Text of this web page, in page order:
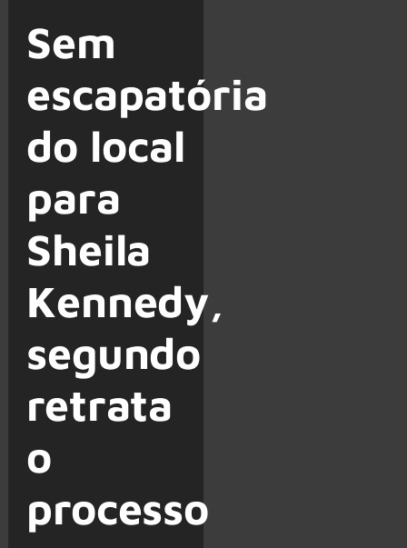
Sem
escapatória
do local
para
Sheila
Kennedy,
segundo
retrata
o
processo